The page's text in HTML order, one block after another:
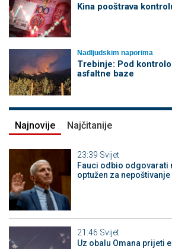
Kina pooštrava
Nadljudskim naporima
Trebinje: Pod
asfaltne baze
Najnovije Najčitanije
23:39 Svijet
Fauci odbio odgovarati
optužen za
21:46 Svijet
Uz obalu Omana prijeti